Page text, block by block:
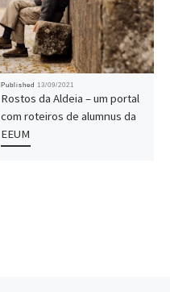
Published 13/09/2021
Rostos da Aldeia – um portal
com roteiros de alumnus da
EEUM